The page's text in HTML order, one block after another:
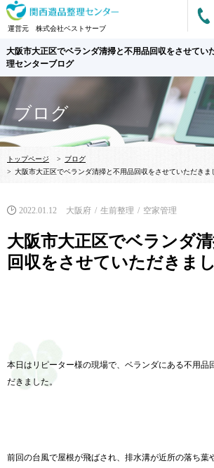
運営元 株式会社ベストサーブ
大阪市大正区でベランダ清掃と不用品回収をさせてい
理センターブログ
ブログ
トップページ >
ブログ
> 大阪市大正区でベランダ清掃と不用品回収をさせていただきま
2022.01.12 大阪府 生前整理 空家管理
大阪市大正区でベランダ
回収をさせていただきま
本日はリピーター様の現場で、ベランダにある不用品
だきました。
前回の台風で屋根が飛ばされ、 排水溝が近所の落ち葉